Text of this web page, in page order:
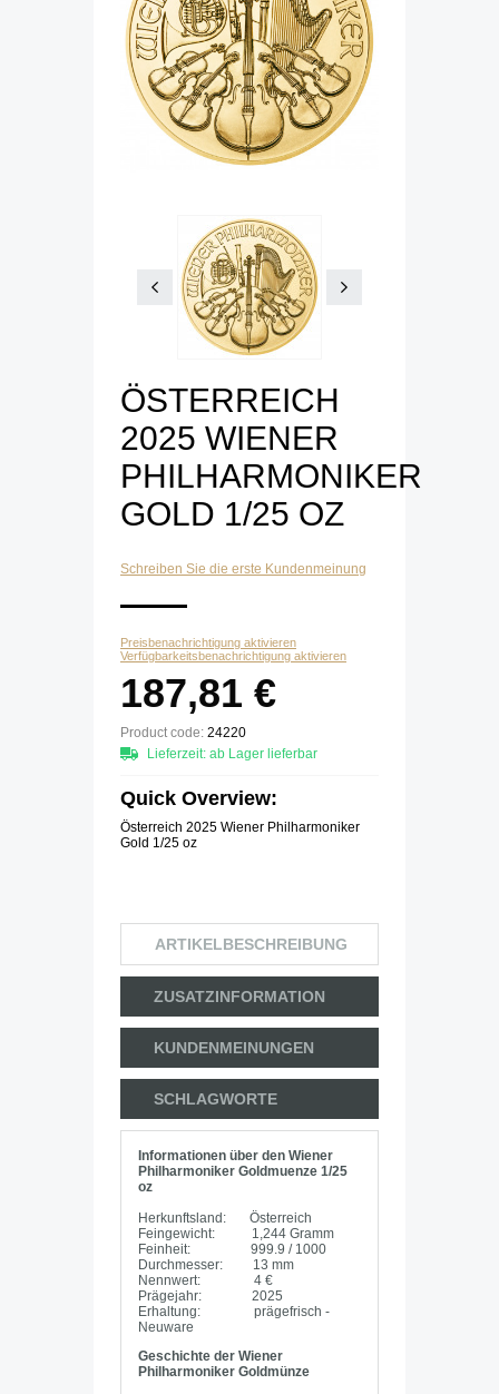
ÖSTERREICH
2025 WIENER
PHILHARMONIKER
GOLD 1/25 OZ
Schreiben Sie die erste Kundenmeinung
Preisbenachrichtigung aktivieren
Verfügbarkeitsbenachrichtigung aktivieren
187,81 €
Product code: 24220
Lieferzeit: ab Lager lieferbar
Quick Overview:
Österreich 2025 Wiener Philharmoniker
Gold 1/25 oz
ARTIKELBESCHREIBUNG
ZUSATZINFORMATION
KUNDENMEINUNGEN
SCHLAGWORTE
Informationen über den Wiener
Philharmoniker Goldmuenze 1/25
oz
Herkunftsland: Österreich
Feingewicht: 1,244 Gramm
Feinheit: 999.9 / 1000
Durchmesser: 13 mm
Nennwert: 4 €
Prägejahr: 2025
Erhaltung: prägefrisch -
Neuware
Geschichte der Wiener
Philharmoniker Goldmünze